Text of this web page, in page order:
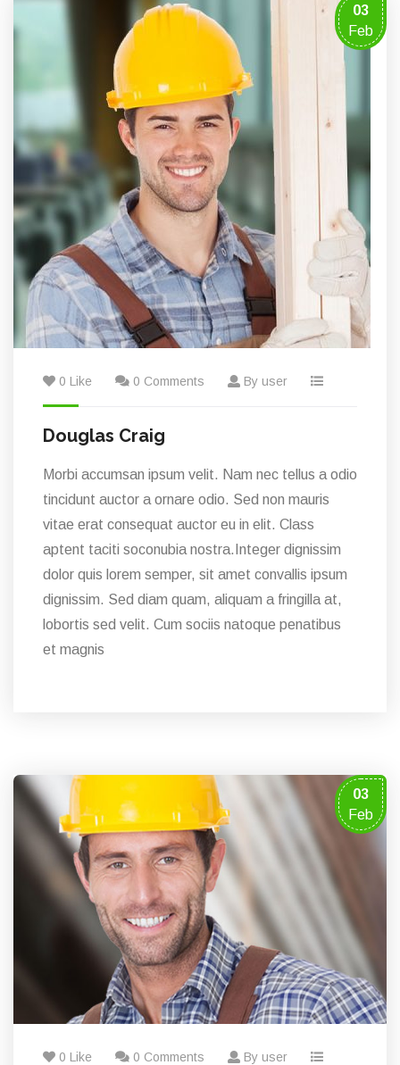
03
Feb
0 Like 0 Comments By user
Douglas Craig
Morbi accumsan ipsum velit. Nam nec tellus a odio
tincidunt auctor a ornare odio. Sed non mauris
vitae erat consequat auctor eu in elit. Class
aptent taciti soconubia nostra.Integer dignissim
dolor quis lorem semper, sit amet convallis ipsum
dignissim. Sed diam quam, aliquam a fringilla at,
lobortis sed velit. Cum sociis natoque penatibus
et magnis
03
Feb
0 Like 0 Comments By user